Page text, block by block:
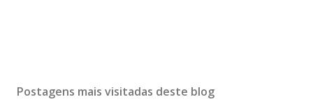
Postagens mais visitadas deste blog